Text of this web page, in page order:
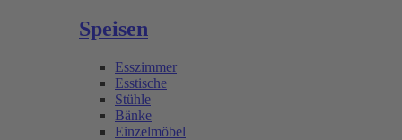
Speisen
Esszimmer
Esstische
Stühle
Bänke
Einzelmöbel